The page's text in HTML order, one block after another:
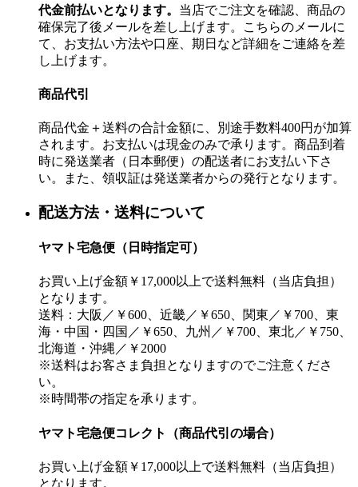
代金前払いとなります。 当店でご注文を確認、商品の
確保完了後メールを差し上げます。こちらのメールに
て、お支払い方法や口座、期日など詳細をご連絡を差
し上げます。
商品代引
商品代金＋送料の合計金額に、別途手数料400円が加算
されます。お支払いは現金のみで承ります。商品到着
時に発送業者（日本郵便）の配送者にお支払い下さ
い。また、領収証は発送業者からの発行となります。
配送方法・送料について
ヤマト宅急便（日時指定可）
お買い上げ金額￥17,000以上で送料無料（当店負担）
となります。
送料：大阪／￥600、近畿／￥650、関東／￥700、東
海・中国・四国／￥650、九州／￥700、東北／￥750、
北海道・沖縄／￥2000
※送料はお客さま負担となりますのでご注意くださ
い。
※時間帯の指定を承ります。
ヤマト宅急便コレクト（商品代引の場合）
お買い上げ金額￥17,000以上で送料無料（当店負担）
となります。